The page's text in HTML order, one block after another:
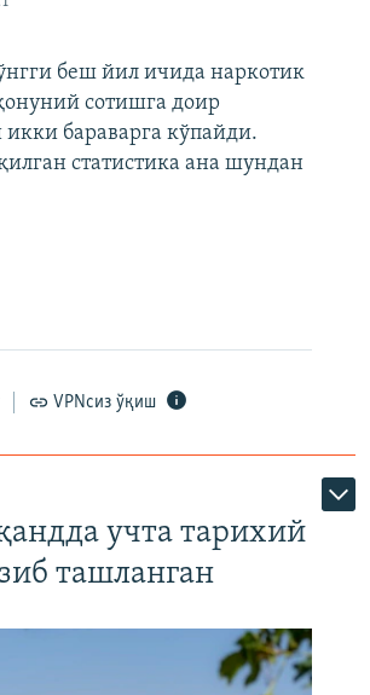
беш йил ичида наркотик
сотишга доир
бараварга кўпайди.
статистика ана шундан
VPNсиз ўқиш
учта тарихий
ташланган